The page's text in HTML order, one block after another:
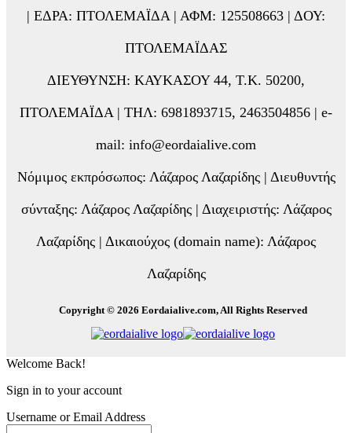
| ΕΔΡΑ: ΠΤΟΛΕΜΑΪΔΑ | ΑΦΜ: 125508663 | ΔΟΥ:
ΠΤΟΛΕΜΑΪΔΑΣ
ΔΙΕΥΘΥΝΣΗ: ΚΑΥΚΑΣΟΥ 44, Τ.Κ. 50200,
ΠΤΟΛΕΜΑΪΔΑ | ΤΗΛ: 6981893715, 2463504856 | e-
mail: info@eordaialive.com
Νόμιμος εκπρόσωπος: Λάζαρος Λαζαρίδης | Διευθυντής
σύνταξης: Λάζαρος Λαζαρίδης | Διαχειριστής: Λάζαρος
Λαζαρίδης | Δικαιούχος (domain name): Λάζαρος
Λαζαρίδης
Copyright © 2026 Eordaialive.com, All Rights Reserved
Welcome Back!
Sign in to your account
Username or Email Address